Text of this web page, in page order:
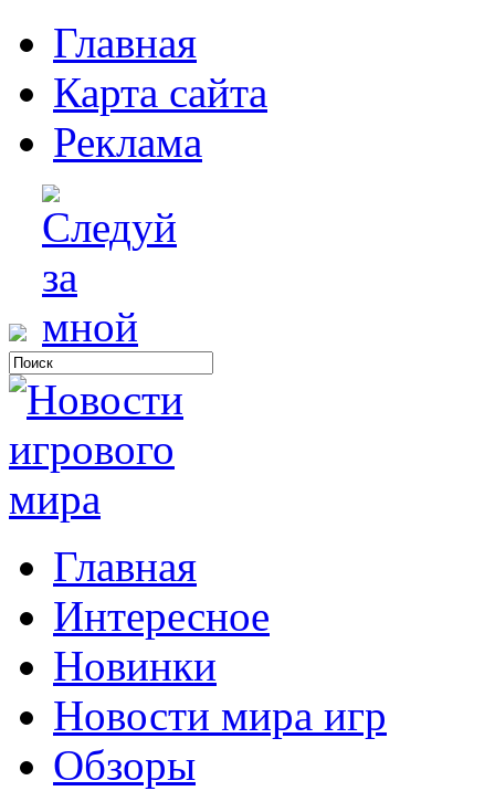
Главная
Карта сайта
Реклама
Главная
Интересное
Новинки
Новости мира игр
Обзоры